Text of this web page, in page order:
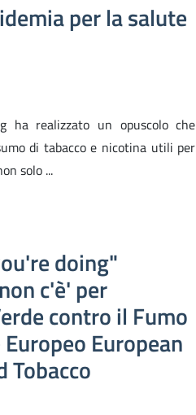
per la salute
ha realizzato un opuscolo che
di tabacco e nicotina utili per
solo ...
doing"
c'è' per
contro il Fumo
European